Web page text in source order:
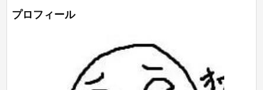
プロフィール